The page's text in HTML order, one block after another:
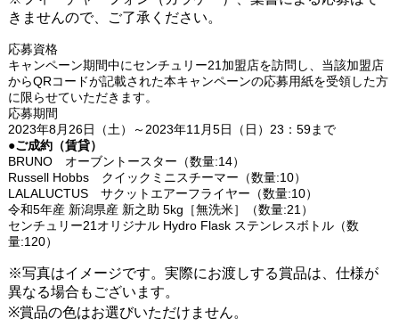
きませんので、ご了承ください。
応募資格
キャンペーン期間中にセンチュリー21加盟店を訪問し、当該加盟店
からQRコードが記載された本キャンペーンの応募用紙を受領した方
に限らせていただきます。
応募期間
2023年8月26日（土）～2023年11月5日（日）23：59まで
●ご成約（賃貸）
BRUNO オーブントースター（数量:14）
Russell Hobbs クイックミニスチーマー（数量:10）
LALALUCTUS サクットエアーフライヤー（数量:10）
令和5年産 新潟県産 新之助 5kg［無洗米］（数量:21）
センチュリー21オリジナル Hydro Flask ステンレスボトル（数
量:120）
※写真はイメージです。実際にお渡しする賞品は、仕様が
異なる場合もございます。
※賞品の色はお選びいただけません。